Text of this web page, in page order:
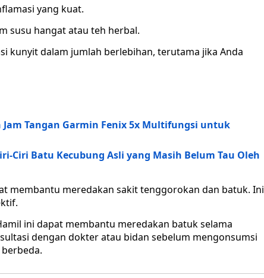
yang kuat.
susu hangat atau teh herbal.
kunyit dalam jumlah berlebihan, terutama jika Anda
Jam Tangan Garmin Fenix 5x Multifungsi untuk
Ciri Batu Kecubung Asli yang Masih Belum Tau Oleh
membantu meredakan sakit tenggorokan dan batuk. Ini
ini dapat membantu meredakan batuk selama
dengan dokter atau bidan sebelum mengonsumsi